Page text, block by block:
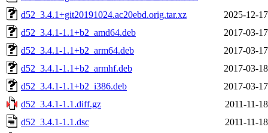
d52_3.4.1+git20191024.ac20ebd.orig.tar.xz
2025-12-
d52_3.4.1-1.1+b2_amd64.deb
2017-03-
d52_3.4.1-1.1+b2_arm64.deb
2017-03-
d52_3.4.1-1.1+b2_armhf.deb
2017-03-
d52_3.4.1-1.1+b2_i386.deb
2017-03-
d52_3.4.1-1.1.diff.gz
2011-11-
d52_3.4.1-1.1.dsc
2011-11-